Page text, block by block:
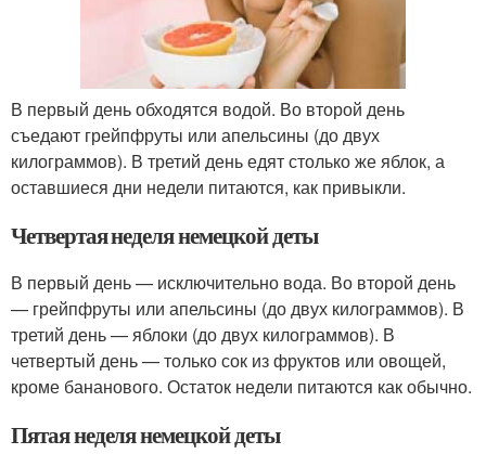
В первый день обходятся водой. Во второй день
съедают грейпфруты или апельсины (до двух
килограммов). В третий день едят столько же яблок, а
оставшиеся дни недели питаются, как привыкли.
Четвертая неделя немецкой деты
В первый день — исключительно вода. Во второй день
— грейпфруты или апельсины (до двух килограммов). В
третий день — яблоки (до двух килограммов). В
четвертый день — только сок из фруктов или овощей,
кроме бананового. Остаток недели питаются как обычно.
Пятая неделя немецкой деты